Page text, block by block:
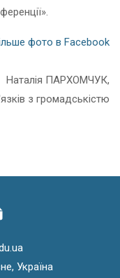
фото в Facebook
Наталія ПАРХОМЧУК,
з громадськістю
Україна